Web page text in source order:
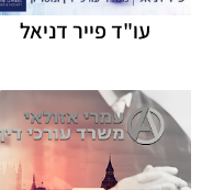
עו"ד פייר דניאל